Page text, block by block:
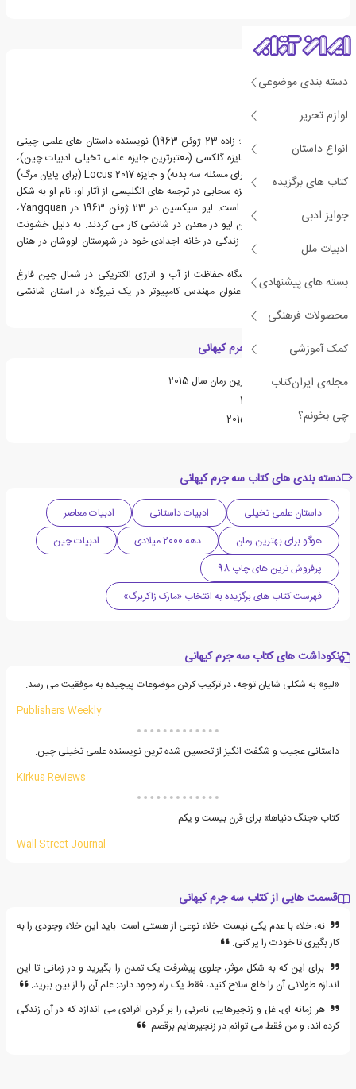
دسته بندی موضوعی
لوازم تحریر
انواع داستان
کتاب های برگزیده
جوایز ادبی
ادبیات ملل
بسته های پیشنهادی
محصولات فرهنگی
کمک آموزشی
مجله‌ی ایران‌کتاب
چی بخونم؟
درباره سیکسین لیو
سیکسین لیو (Liú Cíxīn؛ زاده 23 ژوئن 1963) نویسنده داستان های علمی چینی
است. او برنده ی نه بار جایزه گلکسی (معتبرترین جایزه علمی تخیلی ادبیات چین)،
برنده جایزه هوگو 2015 (برای مسئله سه بدنه) و جایزه Locus 2017 (برای پایان مرگ)
و همچنین نامزد برای جایزه سحابی در ترجمه های انگلیسی از آثار او، نام او به شکل
سیکسین لیو آورده شده است. لیو سیکسین در 23 ژوئن 1963 در Yangquan،
شانشی متولد شد. والدین لیو در معدن در شانشی کار می کردند. به دلیل خشونت
انقلاب فرهنگی او را برای زندگی در خانه اجدادی خود در شهرستان لووشان در هنان
فرستادند.
لیو در سال 1988 از دانشگاه حفاظت از آب و انرژی الکتریکی در شمال چین فارغ
التحصیل شد. سپس به عنوان مهندس کامپیوتر در یک نیروگاه در استان شانشی
مشغول به کار شد.
ویژگی های کتاب سه جرم کیهانی
برنده جایزه هوگو برای بهترین رمان سال 2015
نامزد جایزه Locus سال 2015
دسته بندی های کتاب سه جرم کیهانی
داستان علمی تخیلی ادبیات داستانی
ادبیات معاصر
هوگو برای بهترین رمان
دهه 2000 میلادی
ادبیات چین
پرفروش ترین های چاپ 98
فهرست کتاب های برگزیده به انتخاب «مارک زاکربرگ»
نکوداشت های کتاب سه جرم کیهانی
«لیو» به شکلی شایان توجه، در ترکیب کردن موضوعات پیچیده به موفقیت می رسد.
Publishers Weekly
داستانی عجیب و شگفت انگیز از تحسین شده ترین نویسنده علمی تخیلی چین.
Kirkus Reviews
کتاب «جنگ دنیاها» برای قرن بیست و یکم.
Wall Street Journal
قسمت هایی از کتاب سه جرم کیهانی
نه، خلاء با عدم یکی نیست. خلاء نوعی از هستی است. باید این خلاء وجودی را به
کار بگیری تا خودت را پر کنی.
برای این که به شکل موثر، جلوی پیشرفت یک تمدن را بگیرید و در زمانی تا این
اندازه طولانی آن را خلع سلاح کنید، فقط یک راه وجود دارد: علم آن را از بین ببرید.
هر زمانه ای، غل و زنجیرهایی نامرئی را بر گردن افرادی می اندازد که در آن زندگی
کرده اند، و من فقط می توانم در زنجیرهایم برقصم.